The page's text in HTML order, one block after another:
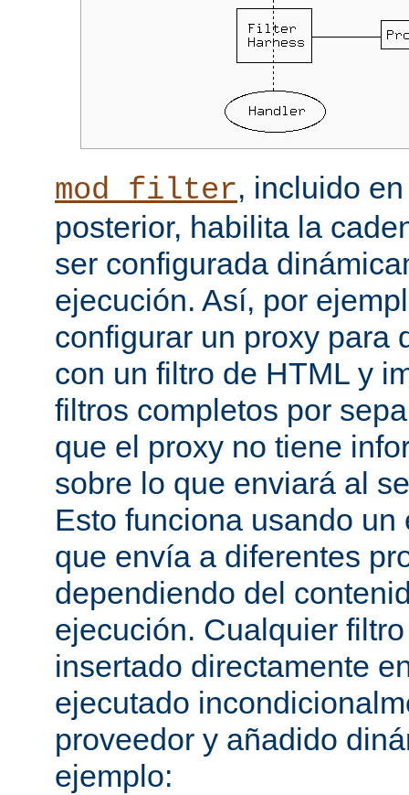
mod_filter, incluido
posterior, habilita la
ser configurada
ejecución. Así, por
configurar un proxy para
con un filtro de HTML y
filtros completos por
que el proxy no tiene
sobre lo que enviará al
Esto funciona usando un
que envía a diferentes
dependiendo del
ejecución. Cualquier
insertado directamente
ejecutado
proveedor y añadido
ejemplo: